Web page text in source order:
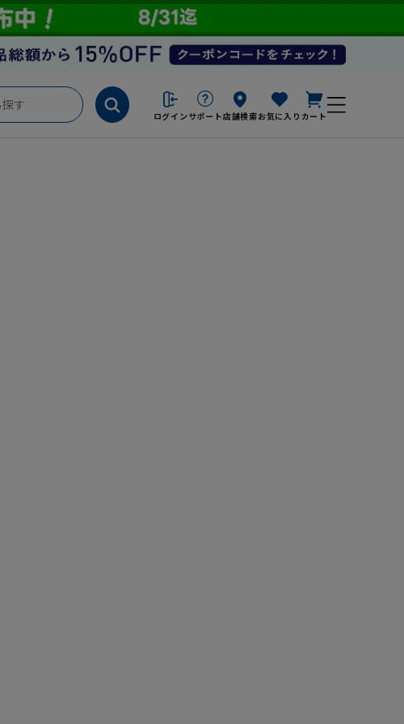
ログイン サポート店舗検索お気に入り カート